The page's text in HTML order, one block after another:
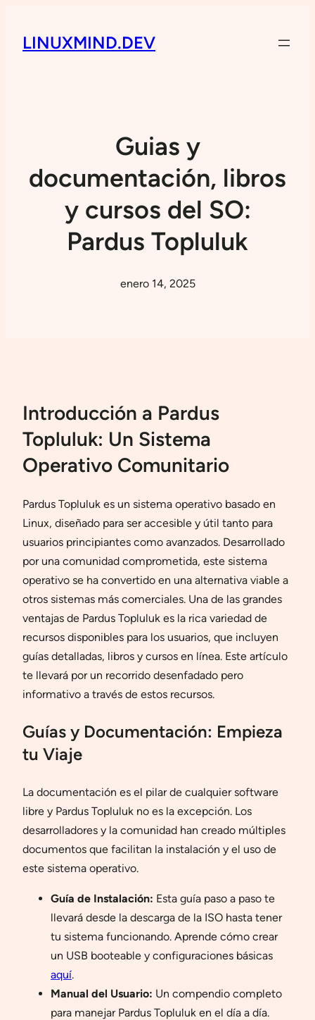
LINUXMIND.DEV
Guias y
documentación, libros
y cursos del SO:
Pardus Topluluk
enero 14, 2025
Introducción a Pardus
Topluluk: Un Sistema
Operativo Comunitario
Pardus Topluluk es un sistema operativo basado en
Linux, diseñado para ser accesible y útil tanto para
usuarios principiantes como avanzados. Desarrollado
por una comunidad comprometida, este sistema
operativo se ha convertido en una alternativa viable a
otros sistemas más comerciales. Una de las grandes
ventajas de Pardus Topluluk es la rica variedad de
recursos disponibles para los usuarios, que incluyen
guías detalladas, libros y cursos en línea. Este artículo
te llevará por un recorrido desenfadado pero
informativo a través de estos recursos.
Guías y Documentación: Empieza
tu Viaje
La documentación es el pilar de cualquier software
libre y Pardus Topluluk no es la excepción. Los
desarrolladores y la comunidad han creado múltiples
documentos que facilitan la instalación y el uso de
este sistema operativo.
Guía de Instalación: Esta guía paso a paso te
llevará desde la descarga de la ISO hasta tener
tu sistema funcionando. Aprende cómo crear
un USB booteable y configuraciones básicas
aquí.
Manual del Usuario: Un compendio completo
para manejar Pardus Topluluk en el día a día.